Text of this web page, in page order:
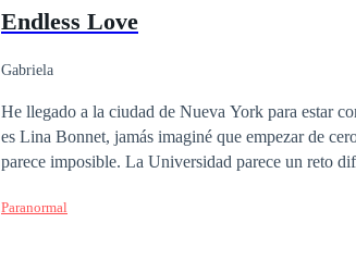
Endless Love
Gabriela
He llegado a la ciudad de Nueva York para estar con
es Lina Bonnet, jamás imaginé que empezar de
parece imposible. La Universidad parece un reto
psiquis por completo, todo empeoró. Se me metió
Paranormal